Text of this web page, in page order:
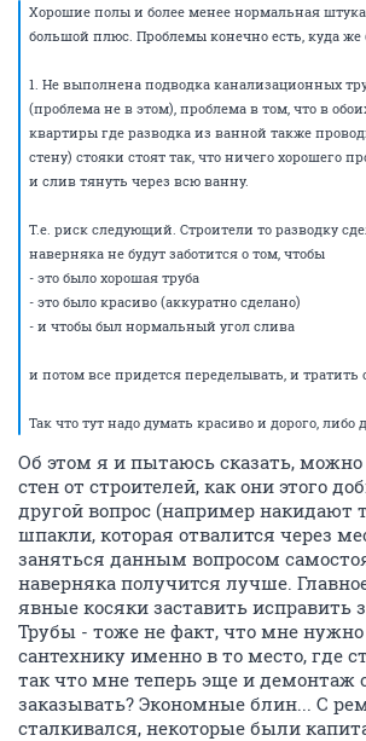
Хорошие полы и более менее нормальная
большой плюс. Проблемы конечно есть, куда же
1. Не выполнена подводка канализационных
(проблема не в этом), проблема в том, что в
квартиры где разводка из ванной также
стену) стояки стоят так, что ничего хорошего
и слив тянуть через всю ванну.
Т.е. риск следующий. Строители то разводку
наверняка не будут заботится о том, чтобы
- это было хорошая труба
- это было красиво (аккуратно сделано)
- и чтобы был нормальный угол слива
и потом все придется переделывать, и тратить
Так что тут надо думать красиво и дорого, либо
Об этом я и пытаюсь сказать,
стен от строителей, как они этого
другой вопрос (например накидают
шпакли, которая отвалится через
заняться данным вопросом
наверняка получится лучше.
явные косяки заставить исправить
Трубы - тоже не факт, что мне нужно
сантехнику именно в то место, где
так что мне теперь эще и демонтаж
заказывать? Экономные блин... С
сталкивался, некоторые были